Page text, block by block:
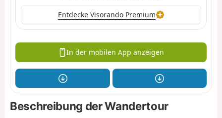
Entdecke Visorando Premium
In der mobilen App anzeigen
Beschreibung der Wandertour